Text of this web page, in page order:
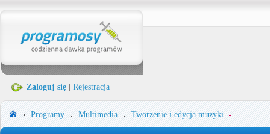
Zaloguj się Rejestracja
Programy Multimedia Tworzenie i edycja muzyki